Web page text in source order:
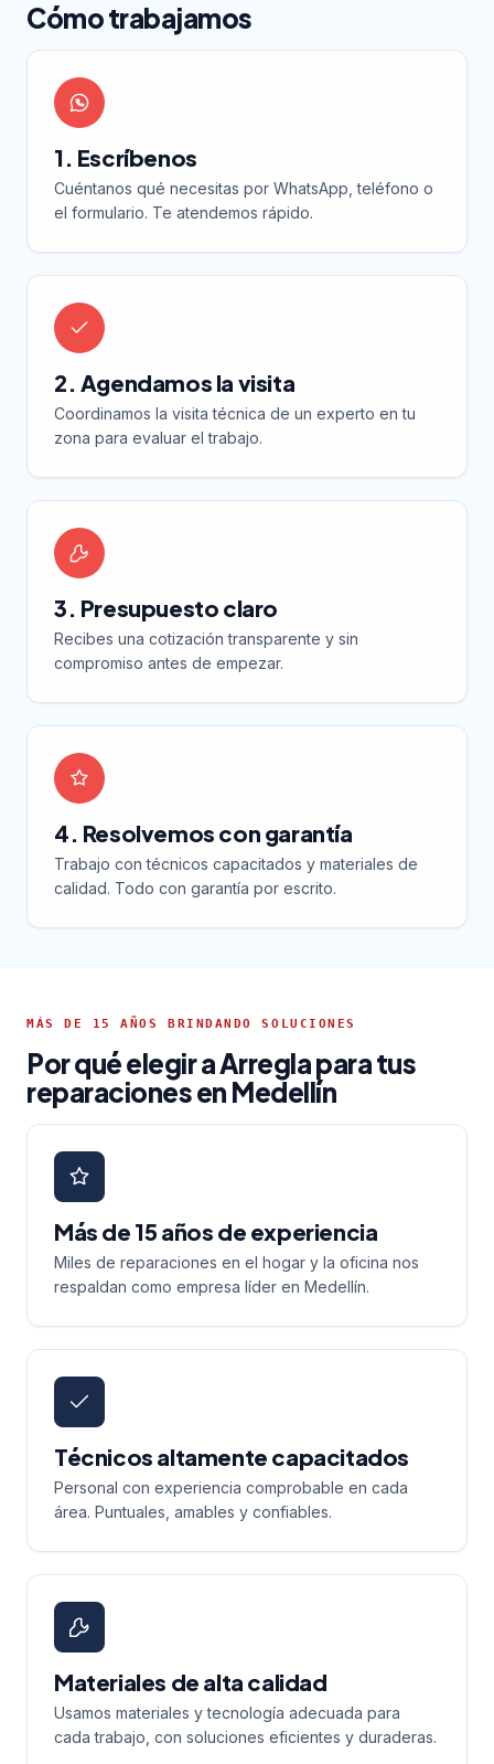
Cómo trabajamos
1. Escríbenos
Cuéntanos qué necesitas por WhatsApp, teléfono o
el formulario. Te atendemos rápido.
2. Agendamos la visita
Coordinamos la visita técnica de un experto en tu
zona para evaluar el trabajo.
3. Presupuesto claro
Recibes una cotización transparente y sin
compromiso antes de empezar.
4. Resolvemos con garantía
Trabajo con técnicos capacitados y materiales de
calidad. Todo con garantía por escrito.
MÁS DE 15 AÑOS BRINDANDO SOLUCIONES
Por qué elegir a Arregla para tus
reparaciones en Medellín
Más de 15 años de experiencia
Miles de reparaciones en el hogar y la oficina nos
respaldan como empresa líder en Medellín.
Técnicos altamente capacitados
Personal con experiencia comprobable en cada
área. Puntuales, amables y confiables.
Materiales de alta calidad
Usamos materiales y tecnología adecuada para
cada trabajo, con soluciones eficientes y duraderas.